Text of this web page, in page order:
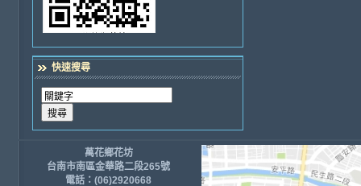
快速搜尋
萬花鄉花坊
台南市南區金華路二段265號
電話：(06)2920668